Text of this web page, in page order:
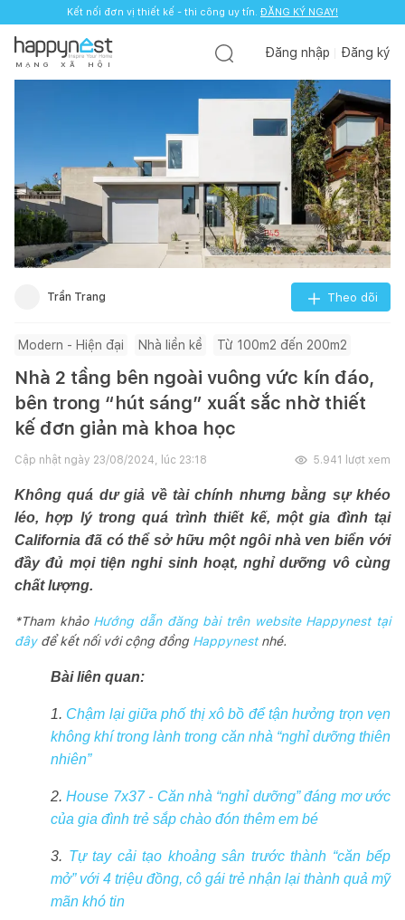
Kết nối đơn vị thiết kế - thi công uy tín. ĐĂNG KÝ NGAY!
M Ạ N G X Ã H Ộ I
Đăng nhập Đăng ký
Trần Trang Theo dõi
Modern - Hiện đại Nhà liền kề Từ 100m2 đến 200m2
Nhà 2 tầng bên ngoài vuông vức kín đáo,
bên trong “hút sáng” xuất sắc nhờ thiết
kế đơn giản mà khoa học
Cập nhật ngày 23/08/2024, lúc 23:18 5.941 lượt xem
Không quá dư giả về tài chính nhưng bằng sự khéo
léo, hợp lý trong quá trình thiết kế, một gia đình tại
California đã có thể sở hữu một ngôi nhà ven biển với
đầy đủ mọi tiện nghi sinh hoạt, nghỉ dưỡng vô cùng
chất lượng.
*Tham khảo Hướng dẫn đăng bài trên website Happynest tại
đâyđể kết nối với cộng đồng Happynest nhé.
Bài liên quan:
1. Chậm lại giữa phố thị xô bồ để tận hưởng trọn vẹn
không khí trong lành trong căn nhà “nghỉ dưỡng thiên
nhiên”
2.House 7x37 - Căn nhà “nghỉ dưỡng” đáng mơ ước
của gia đình trẻ sắp chào đón thêm em bé
3. Tự tay cải tạo khoảng sân trước thành “căn bếp
mở” với 4 triệu đồng, cô gái trẻ nhận lại thành quả mỹ
mãn khó tin